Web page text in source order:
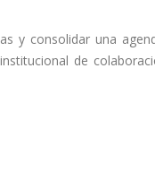
y consolidar una
de